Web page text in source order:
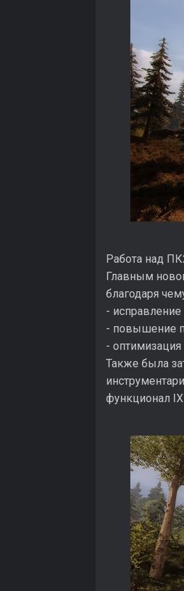
Работа над
Главным
благодаря
-
- повышение
- оптимизация
Также была
функционал